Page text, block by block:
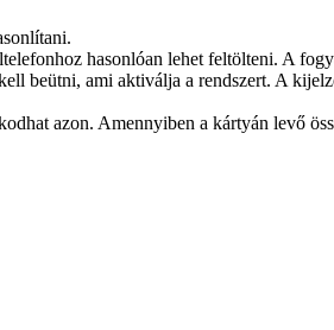
hasonlóan lehet feltölteni. A
beütni, ami aktiválja a rendszert. A
azon. Amennyiben a kártyán levő